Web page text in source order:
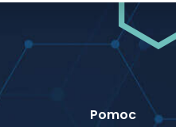
Pomoc